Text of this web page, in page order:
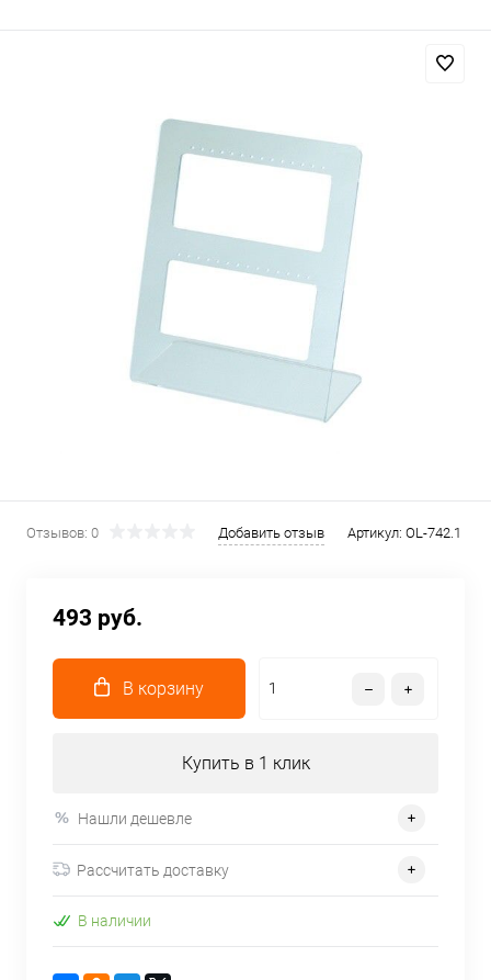
Отзывов: 0 Добавить отзыв Артикул: OL-742.1
493 руб.
В корзину
Купить в 1 клик
Нашли дешевле
Рассчитать доставку
В наличии